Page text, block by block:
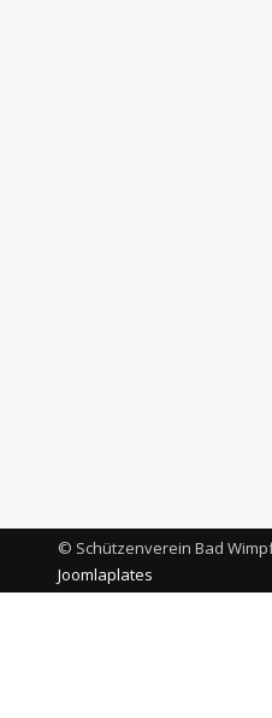
© Schützenverein Bad
Joomlaplates